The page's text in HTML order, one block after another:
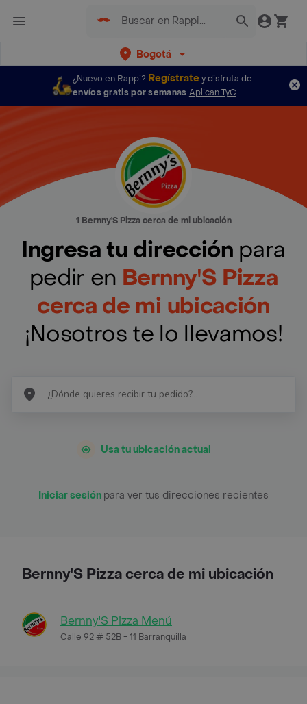
Bogotá
¿Nuevo en Rappi? Regístratey disfruta de
envíos gratis por semanas Aplican TyC
1 Bernny'S Pizza cerca de mi ubicación
Ingresa tu dirección para
pedir en Bernny'S Pizza
cerca de mi ubicación
¡Nosotros te lo llevamos!
Usa tu ubicación actual
Iniciar sesión para ver tus direcciones recientes
Bernny'S Pizza cerca de mi ubicación
Bernny'S Pizza Menú
Calle 92 # 52B - 11 Barranquilla